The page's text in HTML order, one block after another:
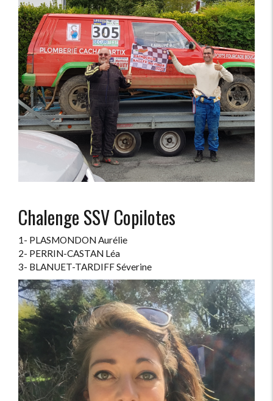
Chalenge SSV Copilotes
1- PLASMONDON Aurélie
2- PERRIN-CASTAN Léa
3- BLANUET-TARDIFF Séverine